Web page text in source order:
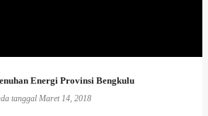
Energi Provinsi Bengkulu
tanggal Maret 14, 2018